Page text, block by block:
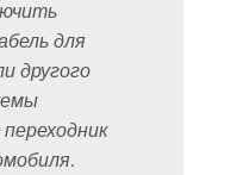
для
другого